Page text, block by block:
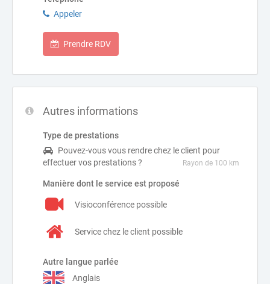
Appeler
Prendre RDV
Autres informations
Type de prestations
Pouvez-vous vous rendre chez le client pour
effectuer vos prestations ?
Rayon de 100 km
Manière dont le service est proposé
Visioconférence possible
Service chez le client possible
Autre langue parlée
Anglais